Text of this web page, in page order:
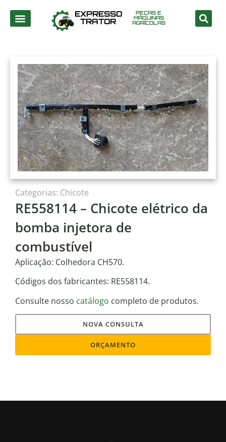
EXPRESSO
TRATOR
PEÇAS E
MÁQUINAS
AGRÍCOLAS
Categorias: Chicote
RE558114 – Chicote elétrico da
bomba injetora de
combustível
Aplicação: Colhedora CH570.
Códigos dos fabricantes: RE558114.
Consulte nosso catálogo completo de produtos.
NOVA CONSULTA
ORÇAMENTO